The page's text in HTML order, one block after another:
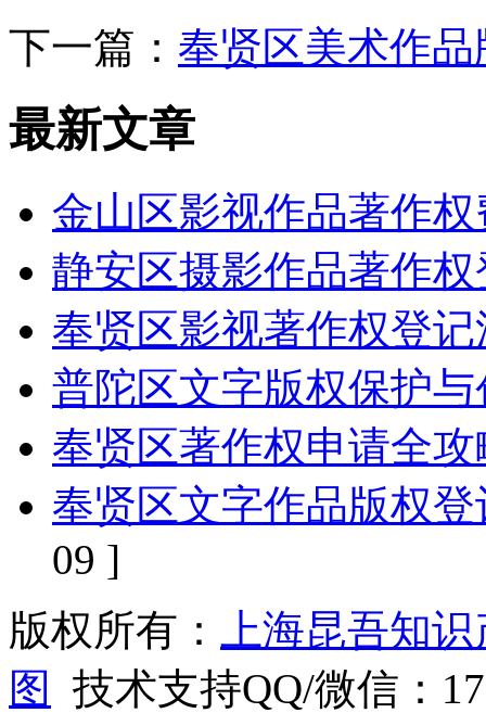
下一篇： 奉贤区美术作
最新文章
金山区影视作品著作
静安区摄影作品著作
奉贤区影视著作权登
普陀区文字版权保护
奉贤区著作权申请全攻
奉贤区文字作品版权
09 ]
版权所有：
上海昆吾知
图
技术支持QQ/微信：